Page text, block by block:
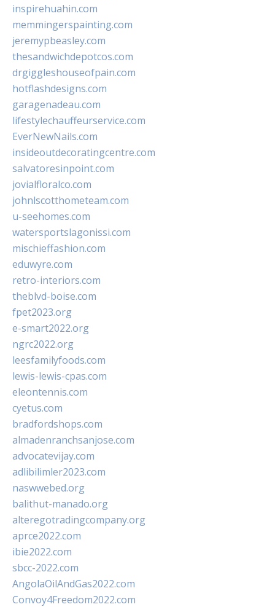
inspirehuahin.com
memmingerspainting.com
jeremypbeasley.com
thesandwichdepotcos.com
drgiggleshouseofpain.com
hotflashdesigns.com
garagenadeau.com
lifestylechauffeurservice.com
EverNewNails.com
insideoutdecoratingcentre.com
salvatoresinpoint.com
jovialfloralco.com
johnlscotthometeam.com
u-seehomes.com
watersportslagonissi.com
mischieffashion.com
eduwyre.com
retro-interiors.com
theblvd-boise.com
fpet2023.org
e-smart2022.org
ngrc2022.org
leesfamilyfoods.com
lewis-lewis-cpas.com
eleontennis.com
cyetus.com
bradfordshops.com
almadenranchsanjose.com
advocatevijay.com
adlibilimler2023.com
naswwebed.org
balithut-manado.org
alteregotradingcompany.org
aprce2022.com
ibie2022.com
sbcc-2022.com
AngolaOilAndGas2022.com
Convoy4Freedom2022.com